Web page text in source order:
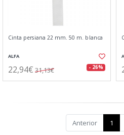
Cinta persiana 22 mm. 50 m. blanca
ALFA
22,94€ 31,13€ - 26%
Anterior 1